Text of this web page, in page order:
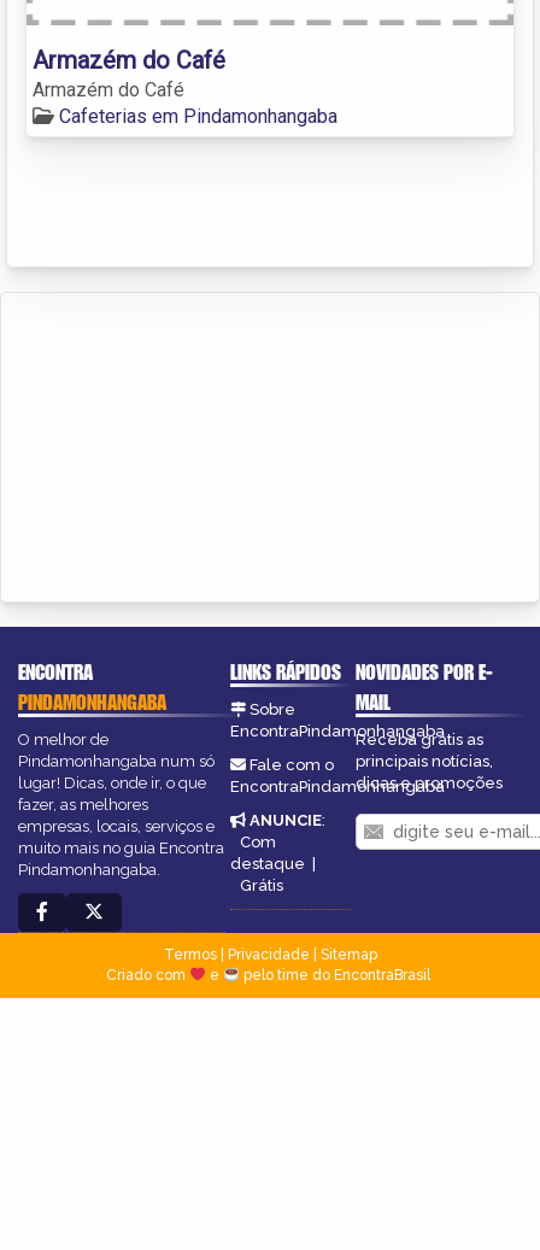
Armazém do Café
Armazém do Café
Cafeterias em Pindamonhangaba
ENCONTRA
PINDAMONHANGABA
O melhor de
Pindamonhangaba num só
lugar! Dicas, onde ir, o que
fazer, as melhores
empresas, locais, serviços e
muito mais no guia Encontra
Pindamonhangaba.
LINKS RÁPIDOS
Sobre
EncontraPindamonhangaba
Fale com o
EncontraPindamonhangaba
ANUNCIE:
Com
destaque |
Grátis
NOVIDADES POR E-
MAIL
Receba grátis as
principais notícias,
dicas e promoções
Termos| Privacidade
Sitemap
Criado com
e pelo time do EncontraBrasil